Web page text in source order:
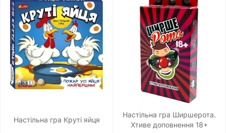
Настільна гра Круті яйця
Настільна гра Ширшерота.
Хтиве доповнення 18+